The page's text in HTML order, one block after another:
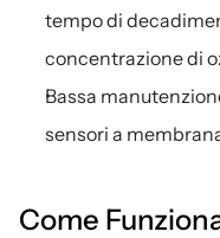
tempo di
concentrazione di
Bassa
sensori a
Come